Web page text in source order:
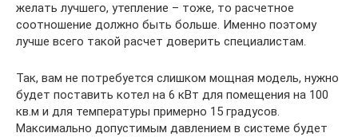
желать лучшего, утепление – тоже, то расчетное
соотношение должно быть больше. Именно поэтому
лучше всего такой расчет доверить специалистам.
Так, вам не потребуется слишком мощная модель, нужно
будет поставить котел на 6 кВт для помещения на 100
кв.м и для температуры примерно 15 градусов.
Максимально допустимым давлением в системе будет